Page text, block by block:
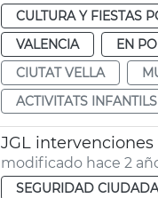
CULTURA Y FIESTAS
VALENCIA
EN
CIUTAT VELLA
ACTIVITATS INFANTILS
JGL intervenciones
modificado hace 2
SEGURIDAD